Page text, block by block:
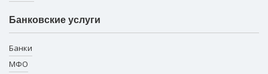
Банковские услуги
Банки
МФО